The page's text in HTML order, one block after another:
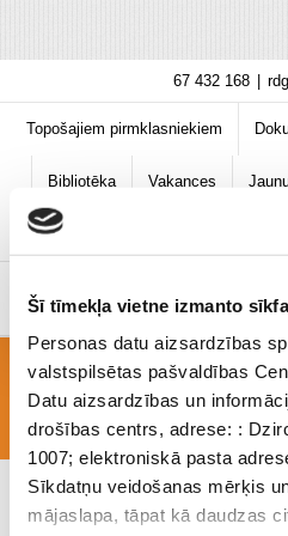
Šī tīmekļa vietne izmanto
Personas datu aizsardzības
valstspilsētas pašvaldības
Datu aizsardzības un
drošības centrs, adrese: :
1007; elektroniskā pasta
Sīkdatņu veidošanas mērķis
mājaslapa, tāpat kā daudzas
content
67 432 168
Topošajiem pirmklasniekiem
Bibliotēka Vakances
199-3-1200-DSC_0274